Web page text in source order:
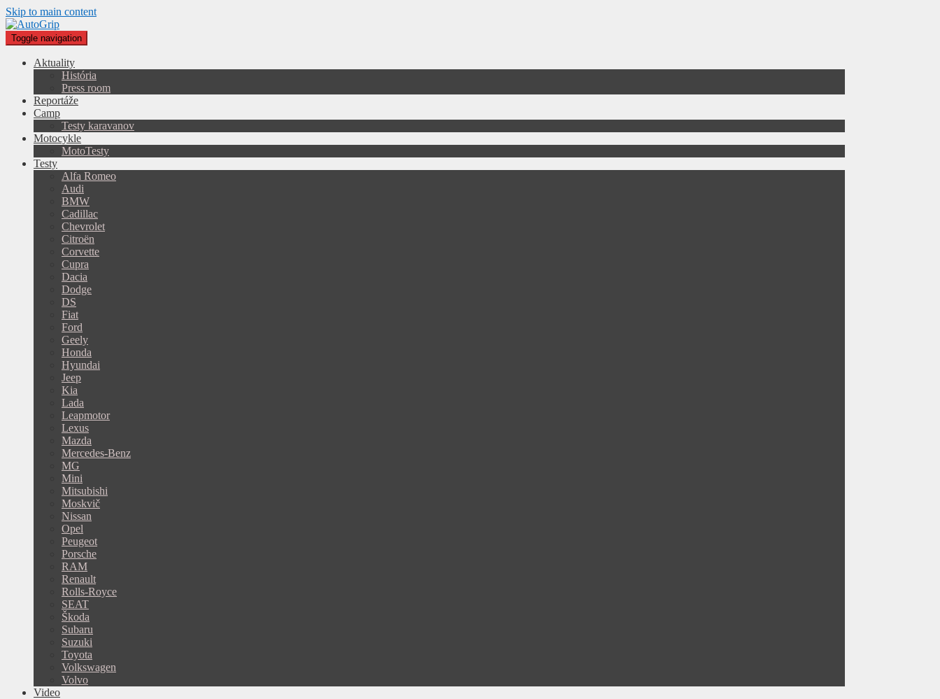
Skip to main content
Toggle navigation
Aktuality
História
Press room
Reportáže
Camp
Testy karavanov
Motocykle
MotoTesty
Testy
Alfa Romeo
Audi
BMW
Cadillac
Chevrolet
Citroën
Corvette
Cupra
Dacia
Dodge
DS
Fiat
Ford
Geely
Honda
Hyundai
Jeep
Kia
Lada
Leapmotor
Lexus
Mazda
Mercedes-Benz
MG
Mini
Mitsubishi
Moskvič
Nissan
Opel
Peugeot
Porsche
RAM
Renault
Rolls-Royce
SEAT
Škoda
Subaru
Suzuki
Toyota
Volkswagen
Volvo
Video